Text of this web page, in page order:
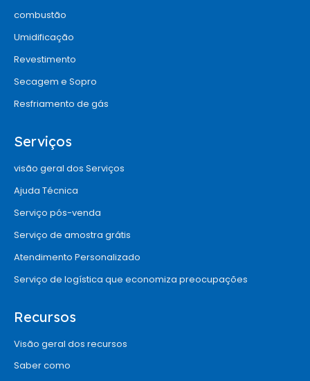
combustão
Umidificação
Revestimento
Secagem e Sopro
Resfriamento de gás
Serviços
visão geral dos Serviços
Ajuda Técnica
Serviço pós-venda
Serviço de amostra grátis
Atendimento Personalizado
Serviço de logística que economiza preocupações
Recursos
Visão geral dos recursos
Saber como